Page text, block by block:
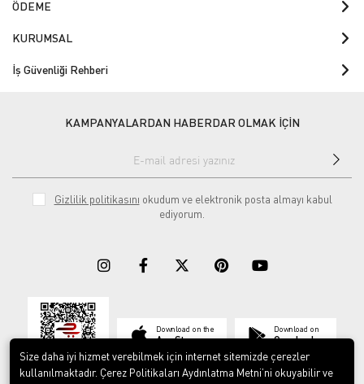
ÖDEME
KURUMSAL
İş Güvenliği Rehberi
KAMPANYALARDAN HABERDAR OLMAK İÇİN
Gizlilik politikasını okudum ve elektronik posta almayı kabul
ediyorum.
Download on the
App Store
Download on
Google play
Size daha iyi hizmet verebilmek için internet sitemizde çerezler
kullanılmaktadır. Çerez Politikaları Aydınlatma Metni’ni okuyabilir ve